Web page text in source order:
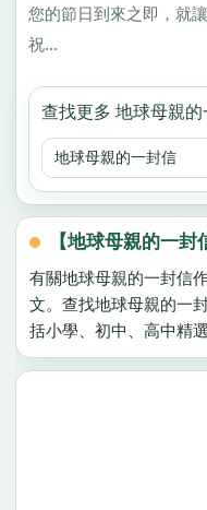
您的節日到來之即，就
祝...
查找更多 地球母親的
【地球母親的一封
有關地球母親的一封信
文。查找地球母親的一
括小學、初中、高中精選